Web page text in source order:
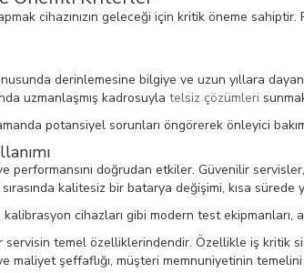
cihazınızın geleceği için kritik öneme
derinlemesine bilgiye ve uzun yıllara
uzmanlaşmış kadrosuyla telsiz çözümleri
potansiyel sorunları öngörerek önleyici
performansını doğrudan etkiler. Güvenilir
sırasında kalitesiz bir batarya değişimi, kısa
cihazları gibi modern test ekipmanları,
temel özelliklerindendir. Özellikle iş kritik
maliyet şeffaflığı, müşteri memnuniyetinin